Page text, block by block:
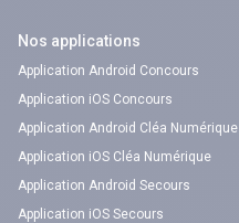
Nos applications
Application Android Concours
Application iOS Concours
Application Android Cléa Numérique
Application iOS Cléa Numérique
Application Android Secours
Application iOS Secours